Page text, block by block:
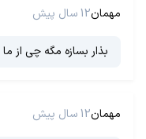
مهمان12 سال پیش
بذار بسازه مگه چی از
مهمان12 سال پیش